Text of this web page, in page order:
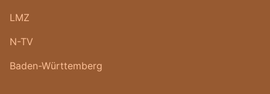
LMZ
N-TV
Baden-Württemberg